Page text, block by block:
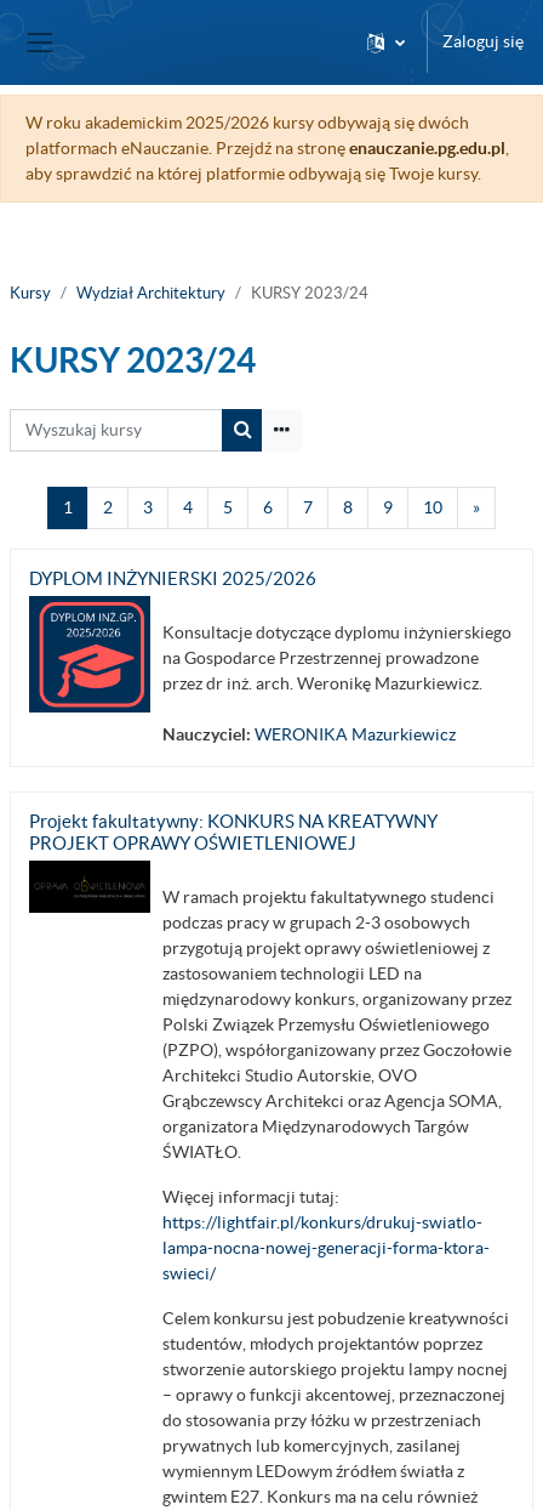
Przejdź do głównej zawartości
Panel boczny
Zaloguj się
W roku akademickim 2025/2026 kursy odbywają się dwóch
platformach eNauczanie. Przejdź na stronęenauczanie.pg.edu.pl
aby sprawdzić na której platformie odbywają się Twoje kursy.
Kursy Wydział Architektury KURSY 2023/24
KURSY 2023/24
Wyszukaj kursy
Wyszukaj kursy
1 Strona 1
2Strona 2
3Strona 3
4Strona 4
5 Strona 5
6Strona 6
7Strona 7
8Strona 8
9Strona 9
10Strona 10
»
DYPLOM INŻYNIERSKI 2025/2026
Konsultacje dotyczące dyplomu inżynierskiego
na Gospodarce Przestrzennej prowadzone
przez dr inż. arch. Weronikę Mazurkiewicz.
Nauczyciel: WERONIKA Mazurkiewicz
Projekt fakultatywny: KONKURS NA KREATYWNY
PROJEKT OPRAWY OŚWIETLENIOWEJ
W ramach projektu fakultatywnego studenci
podczas pracy w grupach 2-3 osobowych
przygotują projekt oprawy oświetleniowej z
zastosowaniem technologii LED na
międzynarodowy konkurs, organizowany przez
Polski Związek Przemysłu Oświetleniowego
(PZPO), współorganizowany przez Goczołowie
Architekci Studio Autorskie, OVO
Grąbczewscy Architekci oraz Agencja SOMA,
organizatora Międzynarodowych Targów
ŚWIATŁO.
Więcej informacji tutaj:
https://lightfair.pl/konkurs/drukuj-swiatlo-
lampa-nocna-nowej-generacji-forma-ktora-
swieci/
Celem konkursu jest pobudzenie kreatywności
studentów, młodych projektantów poprzez
stworzenie autorskiego projektu lampy nocnej
– oprawy o funkcji akcentowej, przeznaczonej
do stosowania przy łóżku w przestrzeniach
prywatnych lub komercyjnych, zasilanej
wymiennym LEDowym źródłem światła z
gwintem E27. Konkurs ma na celu również